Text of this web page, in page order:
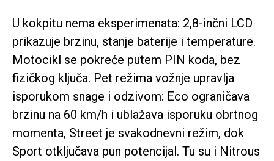
U kokpitu nema eksperimenata: 2,8-inčni LCD
prikazuje brzinu, stanje baterije i temperature.
Motocikl se pokreće putem PIN koda, bez
fizičkog ključa. Pet režima vožnje upravlja
isporukom snage i odzivom: Eco ograničava
brzinu na 60 km/h i ublažava isporuku obrtnog
momenta, Street je svakodnevni režim, dok
Sport otključava pun potencijal. Tu su i Nitrous